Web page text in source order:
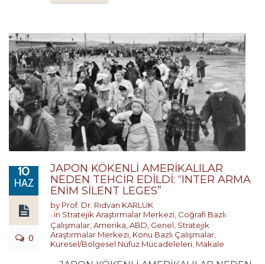
10
HAZ
0
JAPON KÖKENLİ AMERİKALILAR
NEDEN TEHCİR EDİLDİ: “INTER ARMA
ENİM SİLENT LEGES”
by Prof. Dr. Rıdvan KARLUK
in Stratejik Araştırmalar Merkezi Coğrafi Bazlı
Çalışmalar Amerika ABD Genel Stratejik
Araştırmalar Merkezi Konu Bazlı Çalışmalar
Küresel/Bölgesel Nüfuz Mücadeleleri Makale